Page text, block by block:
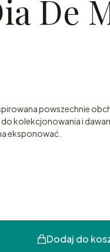
De
powszechnie
kolekcjonowania i
eksponować.
Dodaj do